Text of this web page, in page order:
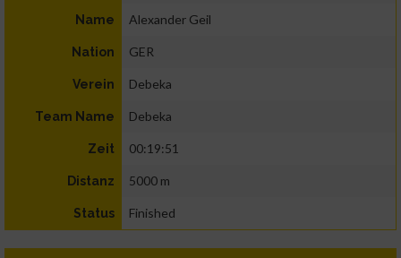
Name Alexander Geil
Nation GER
Verein Debeka
Team Name Debeka
Zeit 00:19:51
Distanz 5000 m
Status Finished